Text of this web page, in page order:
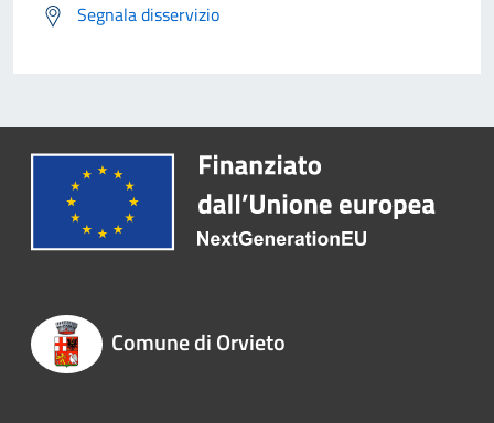
Segnala disservizio
Comune di Orvieto